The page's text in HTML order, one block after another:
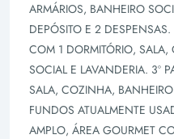
ARMÁRIOS, BANHEIRO
DEPÓSITO E 2
COM 1 DORMITÓRIO,
SOCIAL E LAVANDERIA. 3º
SALA, COZINHA,
FUNDOS ATUALMENTE
AMPLO, ÁREA GOURMET